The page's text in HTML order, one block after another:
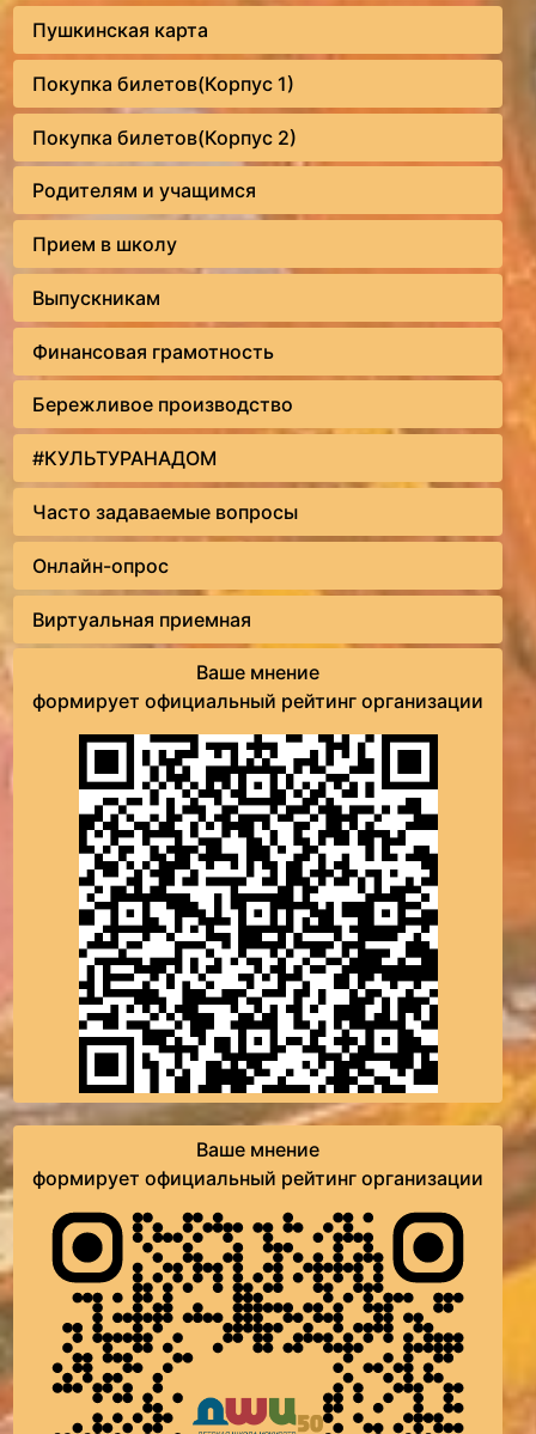
Пушкинская карта
Покупка билетов(Корпус 1)
Покупка билетов(Корпус 2)
Родителям и учащимся
Прием в школу
Выпускникам
Финансовая грамотность
Бережливое производство
#КУЛЬТУРАНАДОМ
Часто задаваемые вопросы
Онлайн-опрос
Виртуальная приемная
Ваше мнение
формирует официальный рейтинг организации
Ваше мнение
формирует официальный рейтинг организации